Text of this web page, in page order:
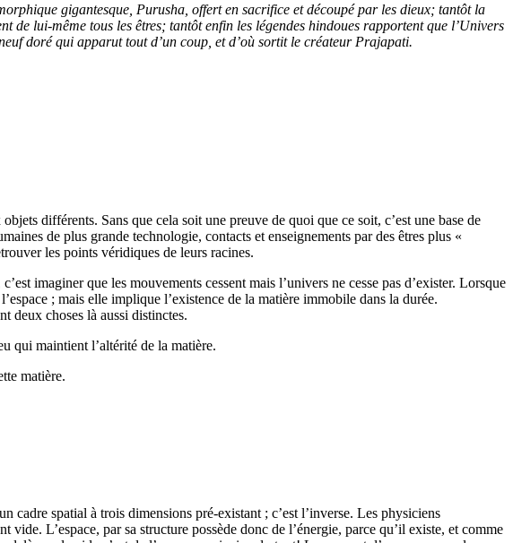
gigantesque, Purusha, offert en sacrifice et découpé par les dieux; tantôt la
de lui-même tous les êtres; tantôt enfin les légendes hindoues rapportent que l’Univers
doré qui apparut tout d’un coup, et d’où sortit le créateur Prajapati.
différents. Sans que cela soit une preuve de quoi que ce soit, c’est une base de
de plus grande technologie, contacts et enseignements par des êtres plus «
les points véridiques de leurs racines.
imaginer que les mouvements cessent mais l’univers ne cesse pas d’exister. Lorsque
; mais elle implique l’existence de la matière immobile dans la durée.
deux choses là aussi distinctes.
qui maintient l’altérité de la matière.
matière.
cadre spatial à trois dimensions pré-existant ; c’est l’inverse. Les physiciens
vide. L’espace, par sa structure possède donc de l’énergie, parce qu’il existe, et comme